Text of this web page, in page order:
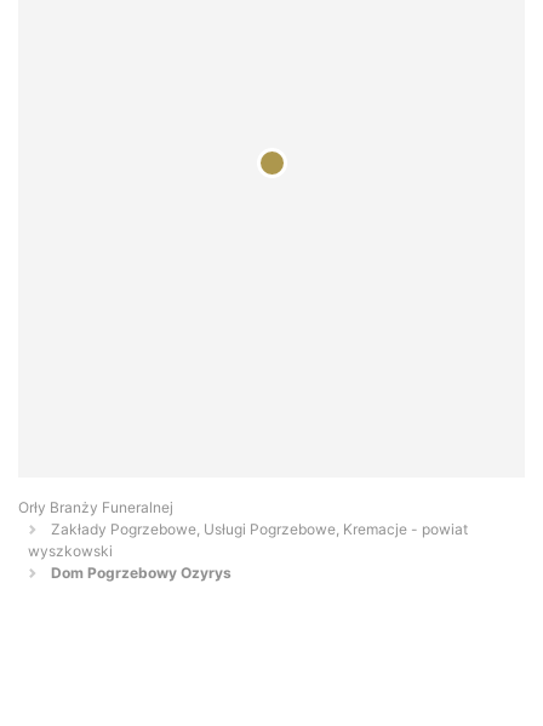
Orły Branży Funeralnej
Zakłady Pogrzebowe, Usługi Pogrzebowe, Kremacje - powiat
wyszkowski
Dom Pogrzebowy Ozyrys